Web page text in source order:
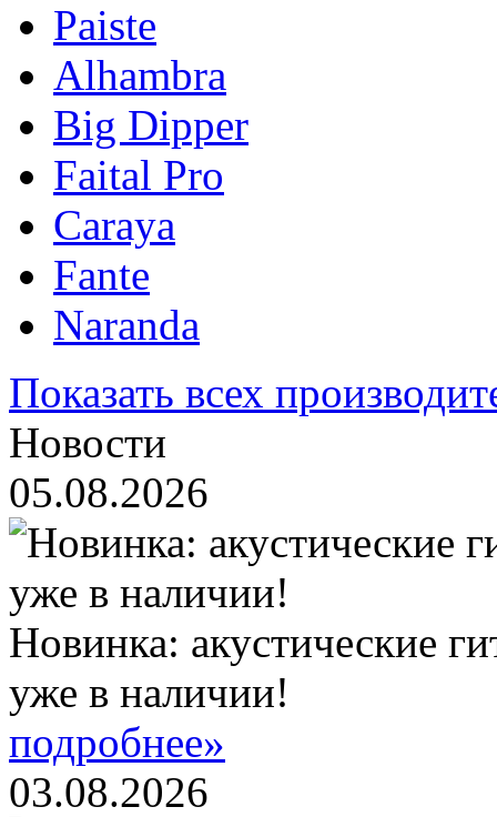
Paiste
Alhambra
Big Dipper
Faital Pro
Caraya
Fante
Naranda
Показать всех
Новости
05.08.2026
Новинка: акустические
уже в наличии!
подробнее»
03.08.2026